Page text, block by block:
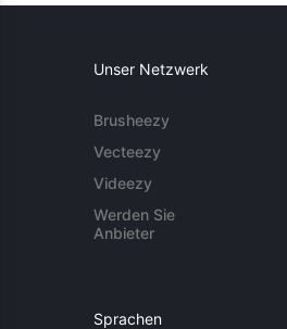
Unser Netzwerk
Brusheezy
Vecteezy
Videezy
Werden Sie
Anbieter
Sprachen